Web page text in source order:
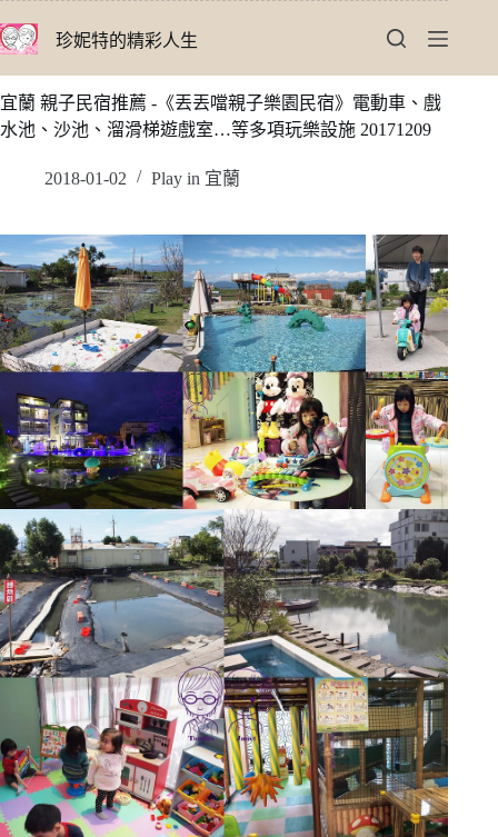
至
要
內
珍妮特的精彩人生
宜蘭 親子民宿推薦 -《丟丟噹親子樂園民宿》電動車、戲
水池、沙池、溜滑梯遊戲室…等多項玩樂設施 20171209
2018-01-02 Play in 宜蘭